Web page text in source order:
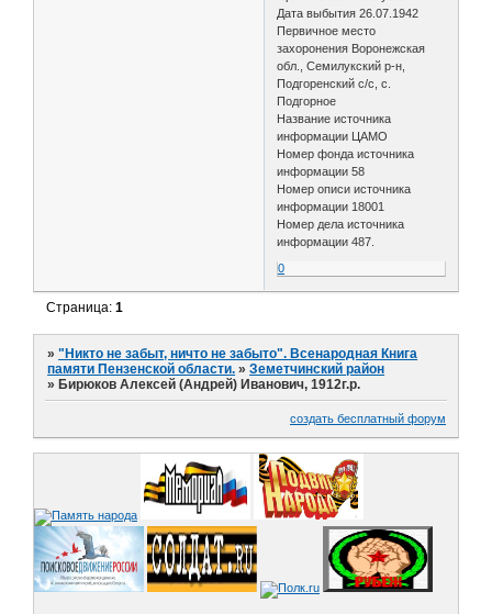
Дата выбытия 26.07.1942
Первичное место
захоронения Воронежская
обл., Семилукский р-н,
Подгоренский с/с, с.
Подгорное
Название источника
информации ЦАМО
Номер фонда источника
информации 58
Номер описи источника
информации 18001
Номер дела источника
информации 487.
0
Страница:1
»"Никто не забыт, ничто не забыто". Всенародная Книга
памяти Пензенской области. »Земетчинский район
»Бирюков Алексей (Андрей) Иванович, 1912г.р.
создать бесплатный форум